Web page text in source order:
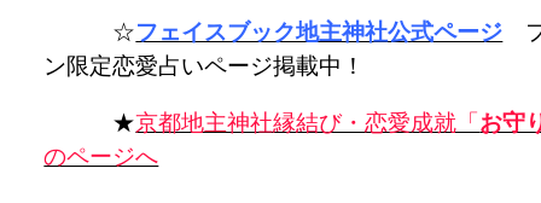
☆フェイスブック地主神社公式ページ
ン限定恋愛占いページ掲載中！
★京都地主神社縁結び・恋愛成就「お守
のページへ